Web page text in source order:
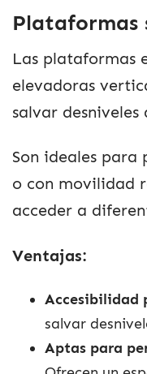
Plataformas
Las plataformas
elevadoras
salvar
Son ideales para
o con movilidad
acceder a
Ventajas:
Accesibilidad
salvar
Aptas para